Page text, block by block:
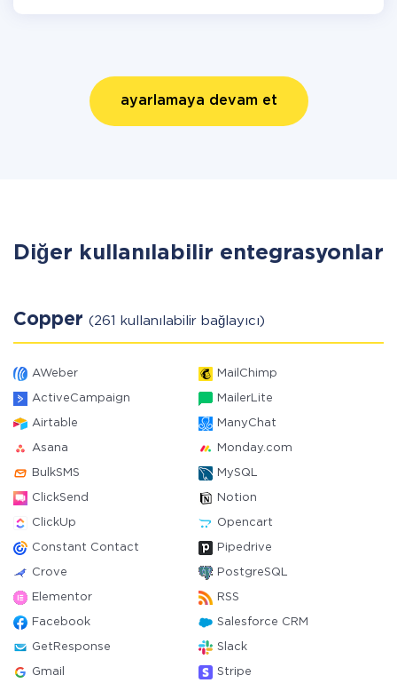
ayarlamaya devam et
Diğer kullanılabilir entegrasyonlar
Copper (261 kullanılabilir bağlayıcı)
AWeber MailChimp
ActiveCampaign MailerLite
Airtable ManyChat
Asana Monday.com
BulkSMS MySQL
ClickSend Notion
ClickUp Opencart
Constant Contact Pipedrive
Crove PostgreSQL
Elementor RSS
Facebook Salesforce CRM
GetResponse Slack
Gmail Stripe